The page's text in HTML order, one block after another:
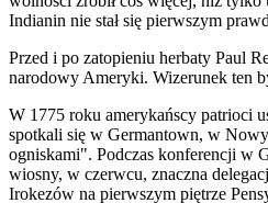
Indianin nie stał się pierwszym
Przed i po zatopieniu herbaty Paul
narodowy Ameryki. Wizerunek ten
W 1775 roku amerykańscy patrioci
spotkali się w Germantown, w
ogniskami". Podczas konferencji w
wiosny, w czerwcu, znaczna
Irokezów na pierwszym piętrze